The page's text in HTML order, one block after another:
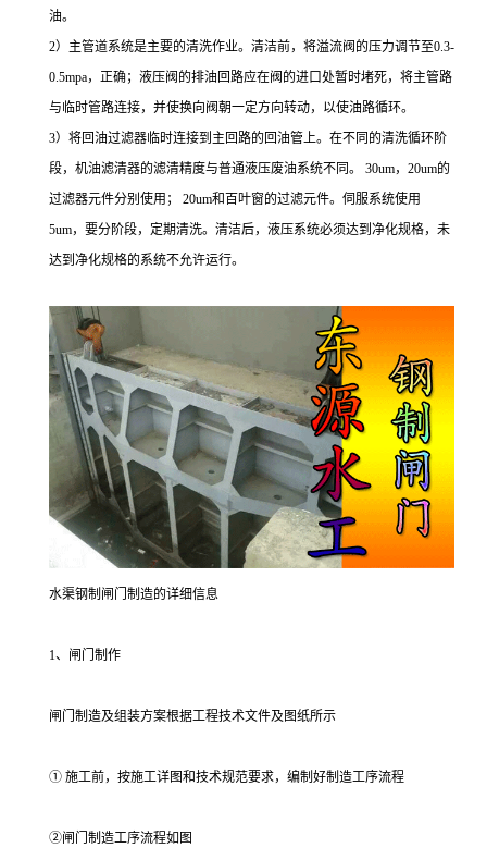
油。
2）主管道系统是主要的清洗作业。清洁前，将溢流阀的压力调节至0.3-
0.5mpa，正确；液压阀的排油回路应在阀的进口处暂时堵死，将主管路
与临时管路连接，并使换向阀朝一定方向转动，以使油路循环。
3）将回油过滤器临时连接到主回路的回油管上。在不同的清洗循环阶
段，机油滤清器的滤清精度与普通液压废油系统不同。
30um， 20um的
过滤器元件分别使用；
20um和百叶窗的过滤元件。伺服系统使用
5um，要分阶段，定期清洗。清洁后，液压系统必须达到净化规格，未
达到净化规格的系统不允许运行。
水渠钢制闸门制造的详细信息
1、闸门制作
闸门制造及组装方案根据工程技术文件及图纸所示
① 施工前，按施工详图和技术规范要求，编制好制造工序流程
②闸门制造工序流程如图